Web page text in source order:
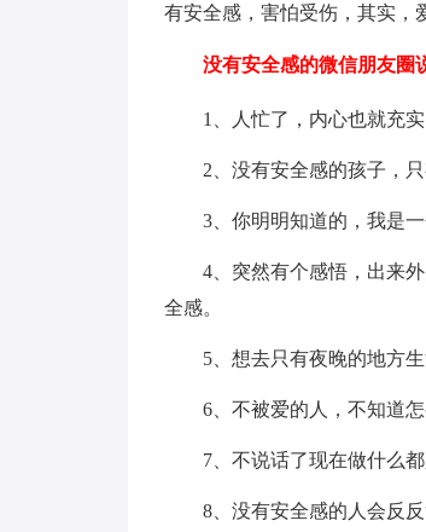
有安全感，害怕受伤，其实，
没有安全感的微信朋友圈
1、人忙了，内心也就充
2、没有安全感的孩子，
3、你明明知道的，我是
4、突然有个感悟，出来
全感。
5、想去只有夜晚的地方
6、不被爱的人，不知道
7、不说话了现在做什么
8、没有安全感的人会反